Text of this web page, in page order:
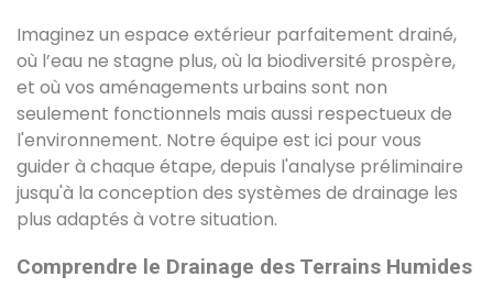
Imaginez un espace extérieur parfaitement drainé,
où l’eau ne stagne plus, où la biodiversité prospère,
et où vos aménagements urbains sont non
seulement fonctionnels mais aussi respectueux de
l'environnement. Notre équipe est ici pour vous
guider à chaque étape, depuis l'analyse préliminaire
jusqu'à la conception des systèmes de drainage les
plus adaptés à votre situation.
Comprendre le Drainage des Terrains Humides